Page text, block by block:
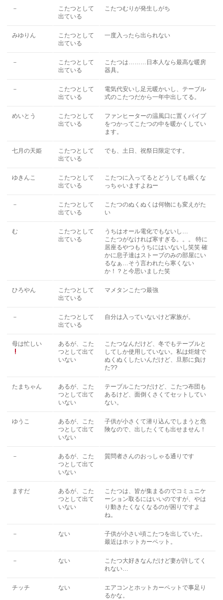
－
こたつとして
出ている
こたつむりが発生しがち
みゆりん
こたつとして
出ている
一度入ったら出られない
－
こたつとして
出ている
こたつは………日本人なら最高な暖房
器具。
－
こたつとして
出ている
電気代安いし足元暖かいし、テーブル
式のこたつだから一年中出してる。
めいとう
こたつとして
出ている
ファンヒーターの温風口に置くパイプ
をつかってこたつの中を暖かくしてい
ます。
七月の天姫
こたつとして
出ている
でも、土日、祝祭日限定です。
ゆきんこ
こたつとして
出ている
こたつに入ってるとどうしても眠くな
っちゃいますよねー
－
こたつとして
出ている
こたつのぬくぬくは何物にも変えがた
い
む
こたつとして
出ている
うちはオール電化でもないし…
こたつがなければ寒すぎる。。。 特に
居座るやつもうちにはいないし笑笑 確
かに息子達はストーブのみの部屋にい
るなぁ…そう言われたら寒くない
か！？と今思いました笑
ひろやん
こたつとして
出ている
マメタンこたつ最強
－
こたつとして
出ている
自分は入っていないけど家族が。
母は忙しい
あるが、こた
つとして出て
いない
こたつなんだけど、冬でもテーブルと
してしか使用していない。私は炬燵で
ぬくぬくしたいんだけど、旦那に負け
た??
たまちゃん
あるが、こた
つとして出て
いない
テーブルこたつだけど、こたつ布団も
あるけど、面倒くさくてセットしてい
ない。
ゆうこ
あるが、こた
つとして出て
いない
子供が小さくて潜り込んでしまうと危
険なので、出したくても出せません！
－
あるが、こた
つとして出て
いない
質問者さんのおっしゃる通りです
ますだ
あるが、こた
つとして出て
いない
こたつは、皆が集まるのでコミュニケ
ーション取るにはいいのですが、やは
り動きたくなくなるのが困りですよ
ね。
－ ない
子供が小さい頃こたつを出していた。
最近はホットカーペット。
－ ない
こたつ大好きなんだけど妻が許してく
れない…
チッチ ない
エアコンとホットカーペットで事足り
るかな。